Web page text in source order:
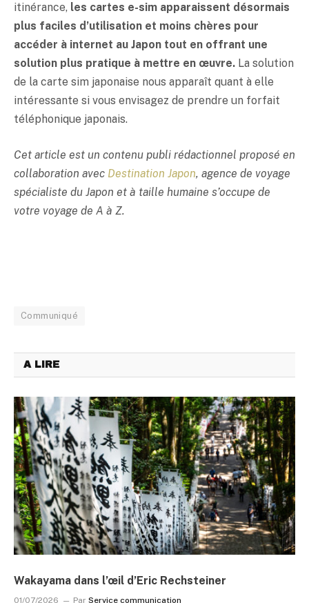
itinérance, les cartes e-sim apparaissent désormais
plus faciles d’utilisation et moins chères pour
accéder à internet au Japon tout en offrant une
solution plus pratique à mettre en œuvre. La solution
de la carte sim japonaise nous apparaît quant à elle
intéressante si vous envisagez de prendre un forfait
téléphonique japonais.
Cet article est un contenu publi rédactionnel proposé en
collaboration avec Destination Japon, agence de voyage
spécialiste du Japon et à taille humaine s’occupe de
votre voyage de A à Z.
Communiqué
A LIRE
Wakayama dans l’œil d’Eric Rechsteiner
01/07/2026 Par Service communication